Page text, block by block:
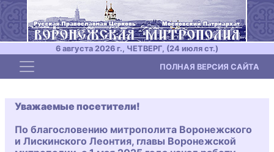
6 августа 2026 г., ЧЕТВЕРГ, (24 июля ст.)
Toggle navigation ПОЛНАЯ ВЕРСИЯ САЙТА
Уважаемые посетители!
По благословению митрополита Воронежского
и Лискинского Леонтия, главы Воронежской